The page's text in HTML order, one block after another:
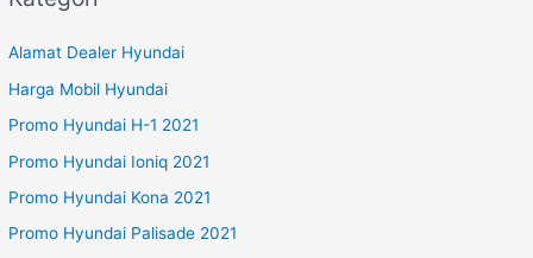
Alamat Dealer Hyundai
Harga Mobil Hyundai
Promo Hyundai H-1 2021
Promo Hyundai Ioniq 2021
Promo Hyundai Kona 2021
Promo Hyundai Palisade 2021